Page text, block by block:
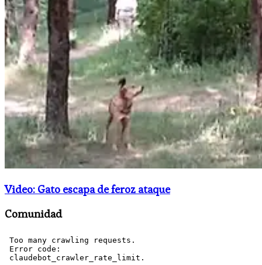
Video: Gato escapa de feroz ataque
Comunidad